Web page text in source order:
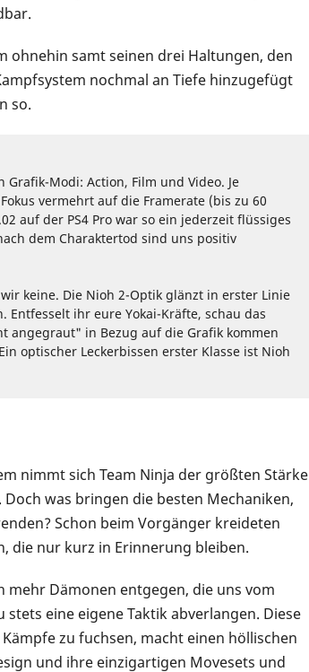
ohnehin samt seinen drei Haltungen, den
nochmal an Tiefe hinzugefügt
so.
Modi: Action, Film und Video. Je
vermehrt auf die Framerate (bis zu 60
auf der PS4 Pro war so ein jederzeit flüssiges
dem Charaktertod sind uns positiv
keine. Die Nioh 2-Optik glänzt in erster Linie
ihr eure Yokai-Kräfte, schau das
angegraut" in Bezug auf die Grafik kommen
optischer Leckerbissen erster Klasse ist Nioh
nimmt sich Team Ninja der größten Stärke
was bringen die besten Mechaniken,
Schon beim Vorgänger kreideten
die nur kurz in Erinnerung bleiben.
mehr Dämonen entgegen, die uns vom
eine eigene Taktik abverlangen. Diese
zu fuchsen, macht einen höllischen
und ihre einzigartigen Movesets und